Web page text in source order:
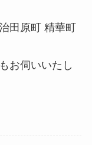
田原町 精華町
お伺いいたし